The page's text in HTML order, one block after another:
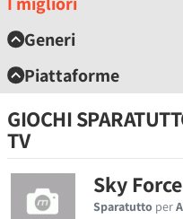
Generi
Piattaforme
GIOCHI
TV
Sky
Sparatutto per